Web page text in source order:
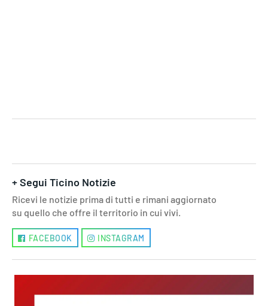
+ Segui Ticino Notizie
Ricevi le notizie prima di tutti e rimani aggiornato
su quello che offre il territorio in cui vivi.
FACEBOOK INSTAGRAM